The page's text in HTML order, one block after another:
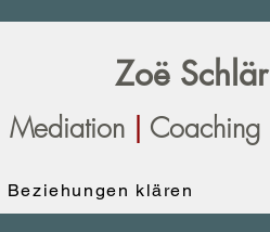
Zoë Schlär
Mediation Coaching
Beziehungen klären